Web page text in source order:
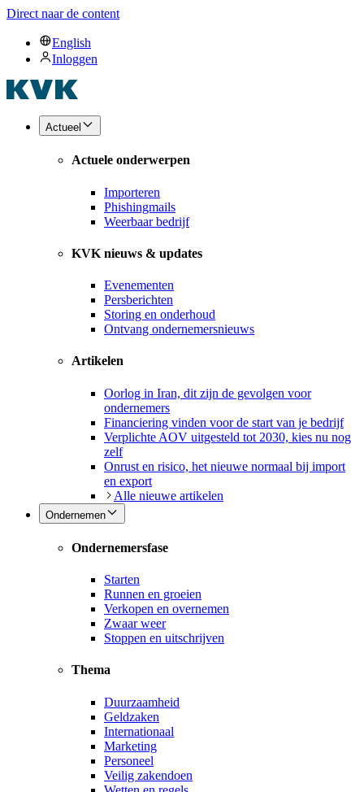
Direct naar de content
English
Inloggen
Actueel
Actuele onderwerpen
Importeren
Phishingmails
Weerbaar bedrijf
KVK nieuws & updates
Evenementen
Persberichten
Storing en onderhoud
Ontvang ondernemersnieuws
Artikelen
Oorlog in Iran, dit zijn de gevolgen voor
ondernemers
Financiering vinden voor de start van je bedrijf
Verplichte AOV uitgesteld tot 2030, kies nu nog
zelf
Onrust en risico, het nieuwe normaal bij import
en export
Alle nieuwe artikelen
Ondernemen
Ondernemersfase
Starten
Runnen en groeien
Verkopen en overnemen
Zwaar weer
Stoppen en uitschrijven
Thema
Duurzaamheid
Geldzaken
Internationaal
Marketing
Personeel
Veilig zakendoen